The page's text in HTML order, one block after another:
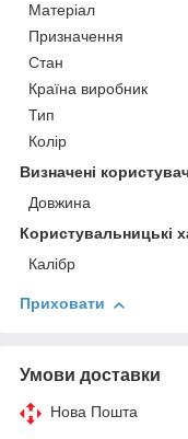
Матеріал
Призначення
Стан
Країна виробник
Тип
Колір
Визначені
Довжина
Користувальницькі
Калібр
Приховати
Умови доставки
Нова Пошта